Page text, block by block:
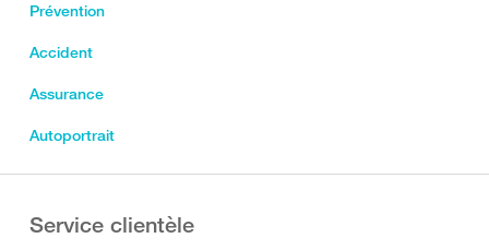
Prévention
Accident
Assurance
Autoportrait
Service clientèle